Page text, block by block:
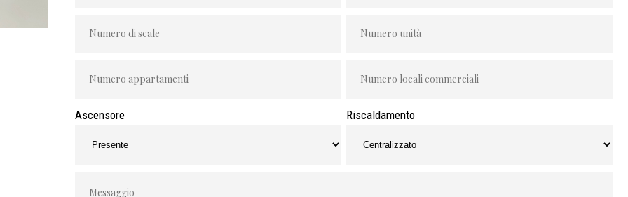
Ascensore Riscaldamento